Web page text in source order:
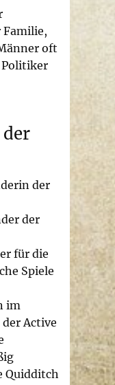
oft
Politiker
der
der
für die
Spiele
im
Active
Quidditch